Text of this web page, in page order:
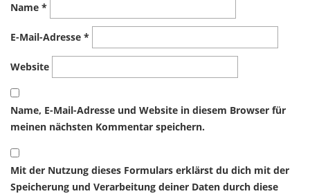
Name *
E-Mail-Adresse *
Website
Name, E-Mail-Adresse und Website in diesem Browser für
meinen nächsten Kommentar speichern.
Mit der Nutzung dieses Formulars erklärst du dich mit der
Speicherung und Verarbeitung deiner Daten durch diese